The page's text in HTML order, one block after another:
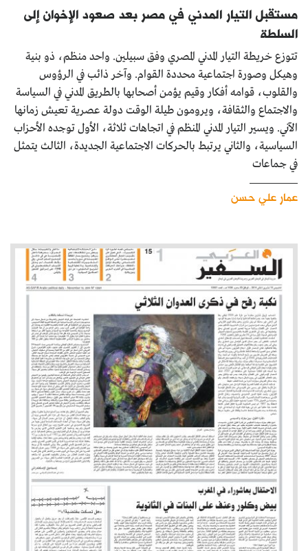
مستقبل التيار المدني في مصر بعد صعود الإخوان إلى
السلطة
تتوزع خريطة التيار المدني المصري وفق سبيلين. واحد منظم، ذو بنية
وهيكل وصورة اجتماعية محددة القوام. وآخر ذائب في الرؤوس
والقلوب، قوامه أفكار وقيم يؤمن أصحابها بالطريق المدني في السياسة
والاجتماع والثقافة، ويرومون طيلة الوقت دولة عصرية تعيش زمانها
الآني. ويسير التيار المدني المنظم في اتجاهات ثلاثة، الأول توجده الأحزاب
السياسية، والثاني يرتبط بالحركات الاجتماعية الجديدة، الثالث يتمثل
في جماعات
عمار علي حسن